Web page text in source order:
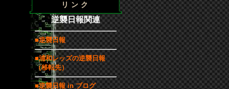
リンク
逆襲日報関連
■逆襲日報
■浦和レッズの逆襲日報
（移転先）
■逆襲日報 in ブログ